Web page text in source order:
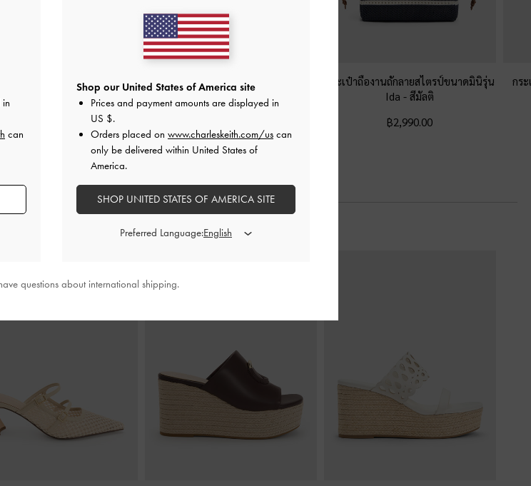
ป๋าโท้ทผ้าแคนวาสขนาดมินิรุ่น
กระเป๋าสะพายไหล่ผ้าแคนวาสดีเทลสาย
โซ่และสายคาดด้านข้างรุ่น Delfina
฿3,590.00
กระเป๋าถืองานถักลายสไตรป์ขนาดมินิรุ่น
Ida-สีมัลติ
฿2,990.00
กร
in
can
Shop our United States of America site
Prices and payment amounts are displayed in
US $.
Orders placed on www.charleskeith.com/us can
only be delivered within United States of
America.
SHOP UNITED STATES OF AMERICA SITE
Preferred Language:
questions about international shipping.